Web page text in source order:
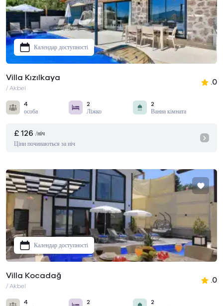
Календар доступності
Villa Kızılkaya
/ Akbel
.0
4
особа
2
Ліжко
2
Ванна кімната
£ 126 /ніч
Ціни починаються за ніч
Календар доступності
Villa Kocadağ
/ Akbel
.0
4
2
2